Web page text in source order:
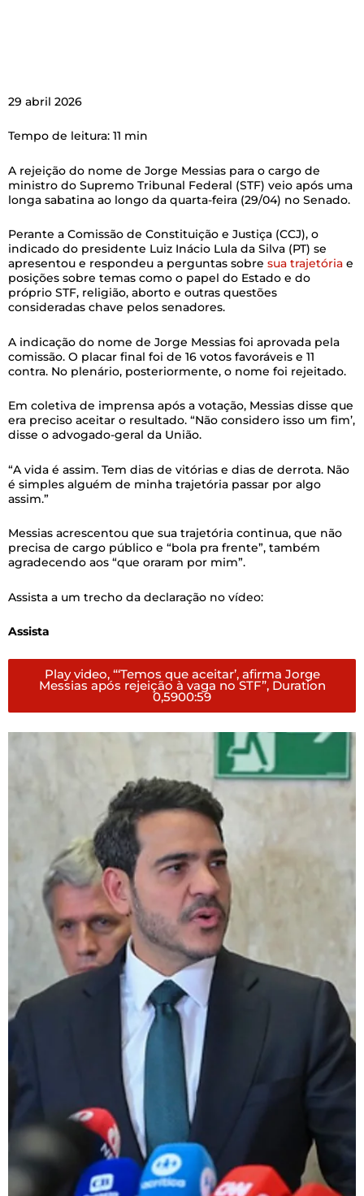
29 abril 2026
Tempo de leitura: 11 min
A rejeição do nome de Jorge Messias para o cargo de
ministro do Supremo Tribunal Federal (STF) veio após uma
longa sabatina ao longo da quarta-feira (29/04) no Senado.
Perante a Comissão de Constituição e Justiça (CCJ), o
indicado do presidente Luiz Inácio Lula da Silva (PT) se
apresentou e respondeu a perguntas sobre sua trajetória e
posições sobre temas como o papel do Estado e do
próprio STF, religião, aborto e outras questões
consideradas chave pelos senadores.
A indicação do nome de Jorge Messias foi aprovada pela
comissão. O placar final foi de 16 votos favoráveis e 11
contra. No plenário, posteriormente, o nome foi rejeitado.
Em coletiva de imprensa após a votação, Messias disse que
era preciso aceitar o resultado. “Não considero isso um fim’,
disse o advogado-geral da União.
“A vida é assim. Tem dias de vitórias e dias de derrota. Não
é simples alguém de minha trajetória passar por algo
assim.”
Messias acrescentou que sua trajetória continua, que não
precisa de cargo público e “bola pra frente”, também
agradecendo aos “que oraram por mim”.
Assista a um trecho da declaração no vídeo:
Assista
Play video, “‘Temos que aceitar’, afirma Jorge
Messias após rejeição à vaga no STF”, Duration
0,5900:59